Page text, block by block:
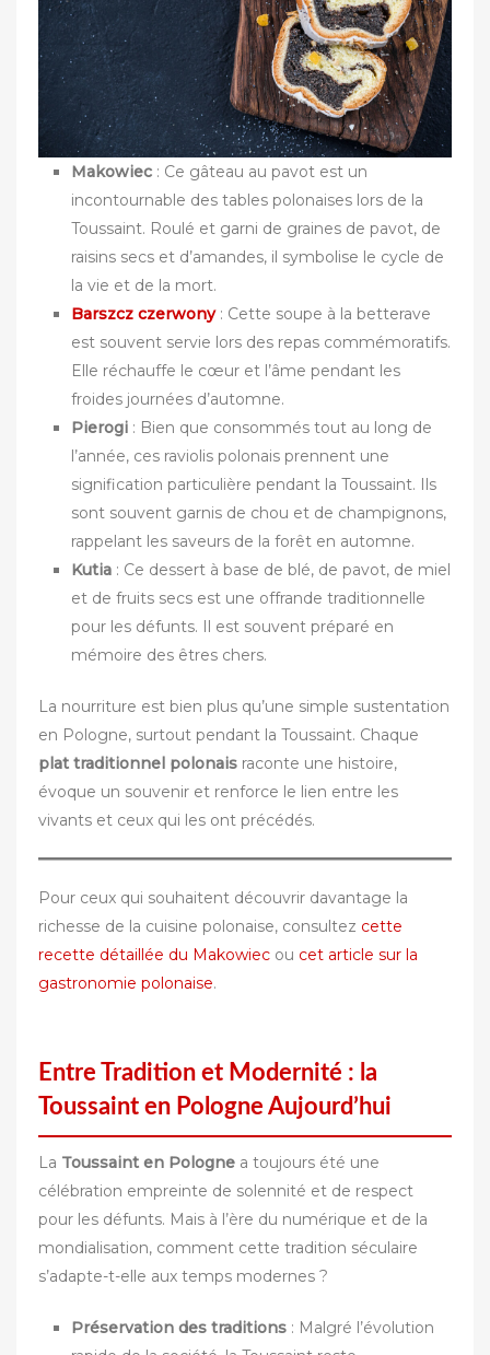
Makowiec : Ce gâteau au pavot est un
incontournable des tables polonaises lors de la
Toussaint. Roulé et garni de graines de pavot, de
raisins secs et d’amandes, il symbolise le cycle de
la vie et de la mort.
Barszcz czerwony: Cette soupe à la betterave
est souvent servie lors des repas commémoratifs.
Elle réchauffe le cœur et l’âme pendant les
froides journées d’automne.
Pierogi : Bien que consommés tout au long de
l’année, ces raviolis polonais prennent une
signification particulière pendant la Toussaint. Ils
sont souvent garnis de chou et de champignons,
rappelant les saveurs de la forêt en automne.
Kutia : Ce dessert à base de blé, de pavot, de miel
et de fruits secs est une offrande traditionnelle
pour les défunts. Il est souvent préparé en
mémoire des êtres chers.
La nourriture est bien plus qu’une simple sustentation
en Pologne, surtout pendant la Toussaint. Chaque
plat traditionnel polonais raconte une histoire,
évoque un souvenir et renforce le lien entre les
vivants et ceux qui les ont précédés.
Pour ceux qui souhaitent découvrir davantage la
richesse de la cuisine polonaise, consultez cette
recette détaillée du Makowiec ou cet article sur la
gastronomie polonaise.
Entre Tradition et Modernité : la
Toussaint en Pologne Aujourd’hui
La Toussaint en Pologne a toujours été une
célébration empreinte de solennité et de respect
pour les défunts. Mais à l’ère du numérique et de la
mondialisation, comment cette tradition séculaire
s’adapte-t-elle aux temps modernes ?
Préservation des traditions : Malgré l’évolution